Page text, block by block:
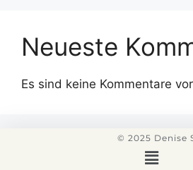
Neueste
Es sind keine Kommentare
© 2025 Denise